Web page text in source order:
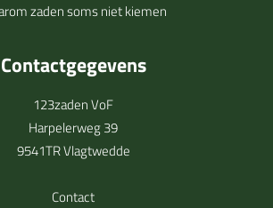
zaden soms niet kiemen
Contactgegevens
123zaden VoF
Harpelerweg 39
9541TR Vlagtwedde
Contact